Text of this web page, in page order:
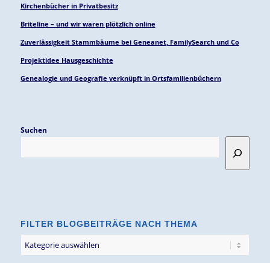
Kirchenbücher in Privatbesitz
Briteline – und wir waren plötzlich online
Zuverlässigkeit Stammbäume bei Geneanet, FamilySearch und Co
Projektidee Hausgeschichte
Genealogie und Geografie verknüpft in Ortsfamilienbüchern
Suchen
FILTER BLOGBEITRÄGE NACH THEMA
Blogbeiträge